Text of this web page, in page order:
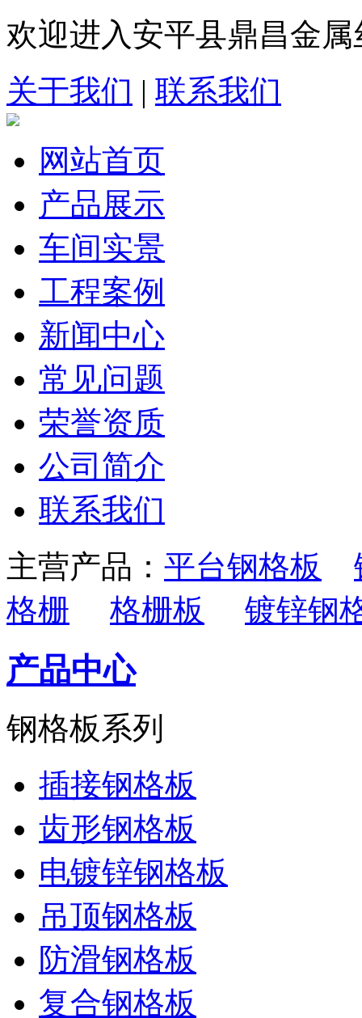
欢迎进入安平县鼎昌金
关于我们 | 联系我们
网站首页
产品展示
车间实景
工程案例
新闻中心
常见问题
荣誉资质
公司简介
联系我们
主营产品： 平台钢格板
格栅
格栅板 镀锌钢
产品中心
钢格板系列
插接钢格板
齿形钢格板
电镀锌钢格板
吊顶钢格板
防滑钢格板
复合钢格板